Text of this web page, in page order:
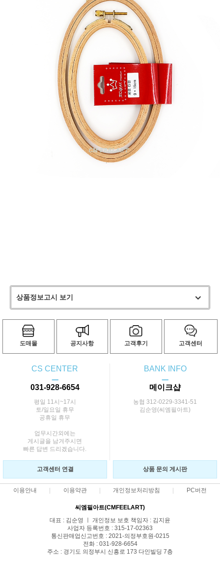
상품정보고시 보기
도매몰 공지사항 고객후기 고객센터
CS CENTER
ㅡ
031-928-6654
평일 11시~17시
토/일요일 휴무
공휴일 휴무
업무시간외에는
게시글을 남겨주시면
빠른 답변 드리겠습니다.
BANK INFO
ㅡ
메이크샵
농협 312-0229-3341-51
김순영(씨엠필아트)
고객센터 연결 상품 문의 게시판
이용안내 이용약관 개인정보처리방침 PC버전
씨엠필아트(CMFEELART)
대표 : 김순영 ㅣ 개인정보 보호 책임자 : 김지윤
사업자 등록번호 : 315-17-02363
통신판매업신고번호 : 2021-의정부호원-0215
전화 : 031-928-6654
주소 : 경기도 의정부시 신흥로 173 다인빌딩 7층